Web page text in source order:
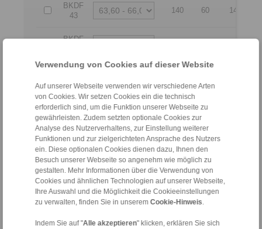
Verwendung von Cookies auf dieser Website
Auf unserer Webseite verwenden wir verschiedene Arten
von Cookies. Wir setzen Cookies ein die technisch
erforderlich sind, um die Funktion unserer Webseite zu
gewährleisten. Zudem setzten optionale Cookies zur
Analyse des Nutzerverhaltens, zur Einstellung weiterer
Funktionen und zur zielgerichteten Ansprache des Nutzers
ein. Diese optionalen Cookies dienen dazu, Ihnen den
Besuch unserer Webseite so angenehm wie möglich zu
gestalten. Mehr Informationen über die Verwendung von
Cookies und ähnlichen Technologien auf unserer Webseite,
Ihre Auswahl und die Möglichkeit die Cookieeinstellungen
zu verwalten, finden Sie in unserem Cookie-Hinweis
Indem Sie auf "Alle akzeptieren" klicken, erklären Sie sich
BKDF
43
140 60 149
BKDF
BKDF
54
Alle
Aus dem Einsatz der CAD-Modelle können keine Haftungs-
Gewährleistungsansprüche hergeleitet werden.
Alle CAD-Modelle sind mit großer Sorgfalt erstellt, dienen
lediglich der Veranschaulichung.
Verbindlich sind ausschließlich von RINGSPANN
Konstruktionszeichnungen.
Dateiformat: